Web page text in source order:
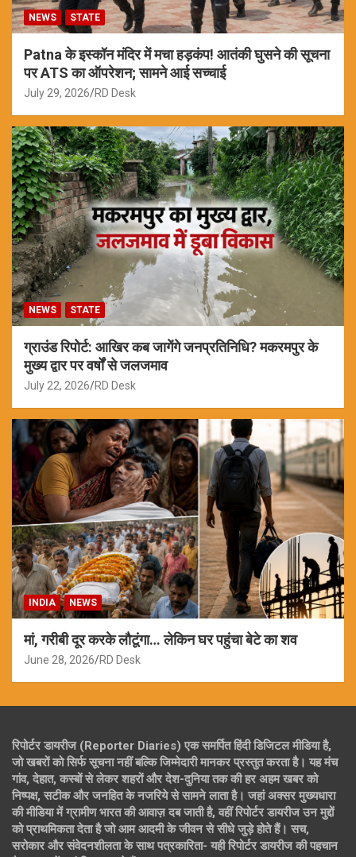
NEWS STATE
Patna के इस्कॉन मंदिर में मचा हड़कंप! आतंकी घुसने की सूचना
पर ATS का ऑपरेशन; सामने आई सच्चाई
July 29, 2026 RD Desk
NEWS STATE
ग्राउंड रिपोर्ट: आखिर कब जागेंगे जनप्रतिनिधि? मकरमपुर के
मुख्य द्वार पर वर्षों से जलजमाव
July 22, 2026 RD Desk
INDIA NEWS
मां, गरीबी दूर करके लौटूंगा… लेकिन घर पहुंचा बेटे का शव
June 28, 2026 RD Desk
रिपोर्टर डायरीज (Reporter Diaries) एक समर्पित हिंदी डिजिटल मीडिया है,
जो खबरों को सिर्फ सूचना नहीं बल्कि जिम्मेदारी मानकर प्रस्तुत करता है। यह मंच
गांव, देहात, कस्बों से लेकर शहरों और देश-दुनिया तक की हर अहम खबर को
निष्पक्ष, सटीक और जनहित के नजरिये से सामने लाता है। जहां अक्सर मुख्यधारा
की मीडिया में ग्रामीण भारत की आवाज़ दब जाती है, वहीं रिपोर्टर डायरीज उन मुद्दों
को प्राथमिकता देता है जो आम आदमी के जीवन से सीधे जुड़े होते हैं। सच,
सरोकार और संवेदनशीलता के साथ पत्रकारिता- यही रिपोर्टर डायरीज की पहचान